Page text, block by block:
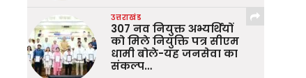
उत्तराखंड
307 नव नियुक्त अभ्यर्थियों
को मिले नियुक्ति पत्र सीएम
धामी बोले-यह जनसेवा का
संकल्प…